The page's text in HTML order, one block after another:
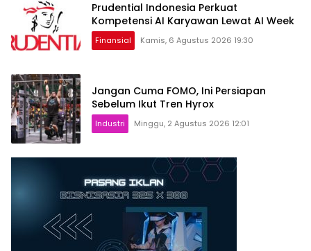
Prudential Indonesia Perkuat
Kompetensi AI Karyawan Lewat AI Week
Finansial Kamis, 6 Agustus 2026 19:30
Jangan Cuma FOMO, Ini Persiapan
Sebelum Ikut Tren Hyrox
Industri Minggu, 2 Agustus 2026 12:01